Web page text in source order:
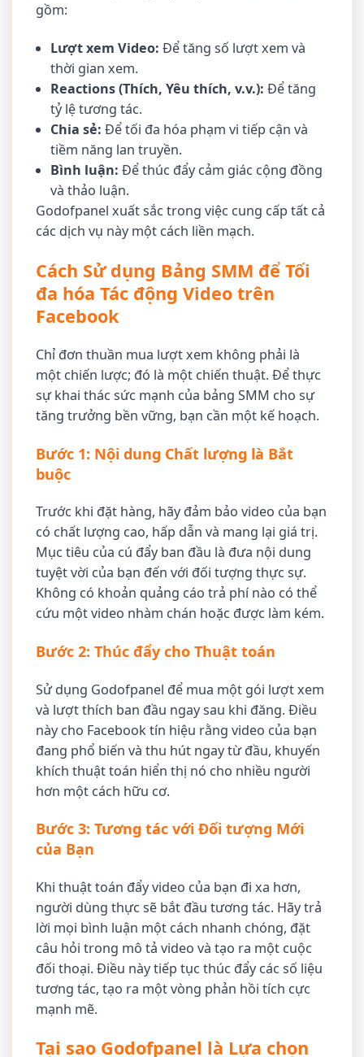
gồm:
Lượt xem Video: Để tăng số lượt xem và
thời gian xem.
Reactions (Thích, Yêu thích, v.v.): Để tăng
tỷ lệ tương tác.
Chia sẻ: Để tối đa hóa phạm vi tiếp cận và
tiềm năng lan truyền.
Bình luận: Để thúc đẩy cảm giác cộng đồng
và thảo luận.
Godofpanel xuất sắc trong việc cung cấp tất cả
các dịch vụ này một cách liền mạch.
Cách Sử dụng Bảng SMM để Tối
đa hóa Tác động Video trên
Facebook
Chỉ đơn thuần mua lượt xem không phải là
một chiến lược; đó là một chiến thuật. Để thực
sự khai thác sức mạnh của bảng SMM cho sự
tăng trưởng bền vững, bạn cần một kế hoạch.
Bước 1: Nội dung Chất lượng là Bắt
buộc
Trước khi đặt hàng, hãy đảm bảo video của bạn
có chất lượng cao, hấp dẫn và mang lại giá trị.
Mục tiêu của cú đẩy ban đầu là đưa nội dung
tuyệt vời của bạn đến với đối tượng thực sự.
Không có khoản quảng cáo trả phí nào có thể
cứu một video nhàm chán hoặc được làm kém.
Bước 2: Thúc đẩy cho Thuật toán
Sử dụng Godofpanel để mua một gói lượt xem
và lượt thích ban đầu ngay sau khi đăng. Điều
này cho Facebook tín hiệu rằng video của bạn
đang phổ biến và thu hút ngay từ đầu, khuyến
khích thuật toán hiển thị nó cho nhiều người
hơn một cách hữu cơ.
Bước 3: Tương tác với Đối tượng Mới
của Bạn
Khi thuật toán đẩy video của bạn đi xa hơn,
người dùng thực sẽ bắt đầu tương tác. Hãy trả
lời mọi bình luận một cách nhanh chóng, đặt
câu hỏi trong mô tả video và tạo ra một cuộc
đối thoại. Điều này tiếp tục thúc đẩy các số liệu
tương tác, tạo ra một vòng phản hồi tích cực
mạnh mẽ.
Tại sao Godofpanel là Lựa chọn